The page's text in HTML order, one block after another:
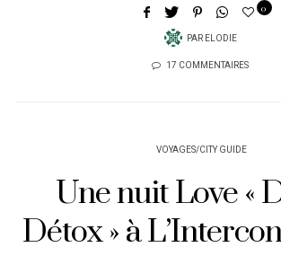
PAR ELODIE
0
17 COMMENTAIRES
VOYAGES/CITY GUIDE
Une nuit Love «
Détox » à